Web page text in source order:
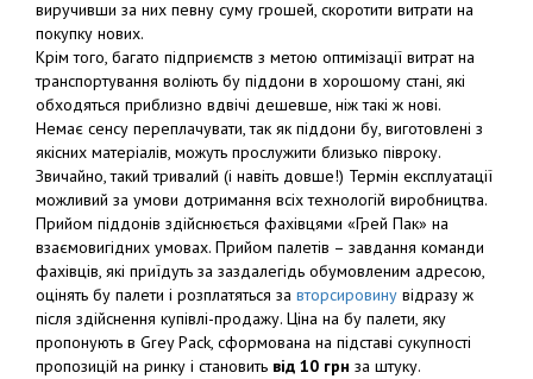
виручивши за них певну суму грошей, скоротити витрати на
покупку нових.
Крім того, багато підприємств з метою оптимізації витрат на
транспортування воліють бу піддони в хорошому стані, які
обходяться приблизно вдвічі дешевше, ніж такі ж нові.
Немає сенсу переплачувати, так як піддони бу, виготовлені з
якісних матеріалів, можуть прослужити близько півроку.
Звичайно, такий тривалий (і навіть довше!) Термін експлуатації
можливий за умови дотримання всіх технологій виробництва.
Прийом піддонів здійснюється фахівцями «Грей Пак» на
взаємовигідних умовах. Прийом палетів – завдання команди
фахівців, які приїдуть за заздалегідь обумовленим адресою,
оцінять бу палети і розплатяться за вторсировину відразу ж
після здійснення купівлі-продажу. Ціна на бу палети, яку
пропонують в Grey Pack, сформована на підставі сукупності
пропозицій на ринку і становить від 10 грн за штуку.